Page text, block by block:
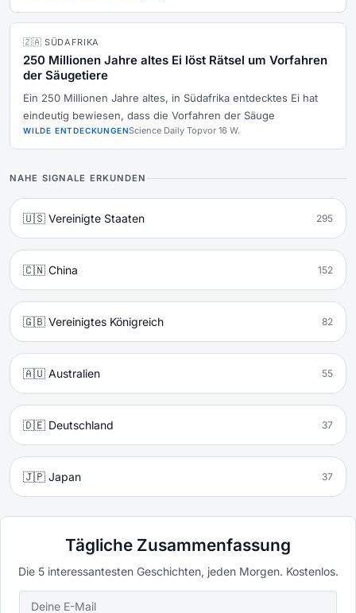
🇿🇦 SÜDAFRIKA
250 Millionen Jahre altes Ei löst Rätsel um Vorfahren
der Säugetiere
Ein 250 Millionen Jahre altes, in Südafrika entdecktes Ei hat
eindeutig bewiesen, dass die Vorfahren der Säuge
WILDE ENTDECKUNGENScience Daily Topvor 16 W.
NAHE SIGNALE ERKUNDEN
🇺🇸 Vereinigte Staaten 295
🇨🇳 China 152
🇬🇧 Vereinigtes Königreich 82
🇦🇺 Australien 55
🇩🇪 Deutschland 37
🇯🇵 Japan 37
Tägliche Zusammenfassung
Die 5 interessantesten Geschichten, jeden Morgen. Kostenlos.